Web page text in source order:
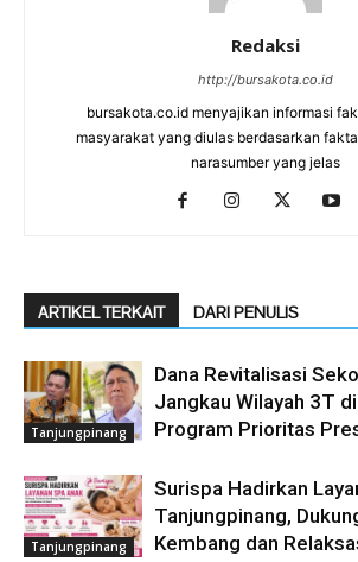
Redaksi
http://bursakota.co.id
bursakota.co.id menyajikan informasi
masyarakat yang diulas berdasarkan
narasumber yang jelas
ARTIKEL TERKAIT DARI PENULIS
Tanjungpinang
Dana Revitalisasi
Jangkau Wilayah 3T
Program Prioritas
Tanjungpinang
Surispa Hadirkan
Tanjungpinang,
Kembang dan